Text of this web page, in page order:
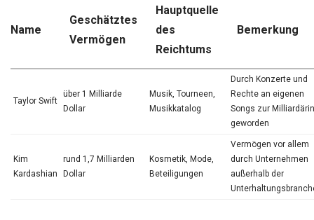
Name
Geschätztes
Vermögen
Hauptquelle
des
Reichtums
Bemerkung
Taylor Swift
über 1 Milliarde
Dollar
Musik, Tourneen,
Musikkatalog
Durch Konzerte und
Rechte an eigenen
Songs zur Milliardärin
geworden
Kim
Kardashian
rund 1,7 Milliarden
Dollar
Kosmetik, Mode,
Beteiligungen
Vermögen vor allem
durch Unternehmen
außerhalb der